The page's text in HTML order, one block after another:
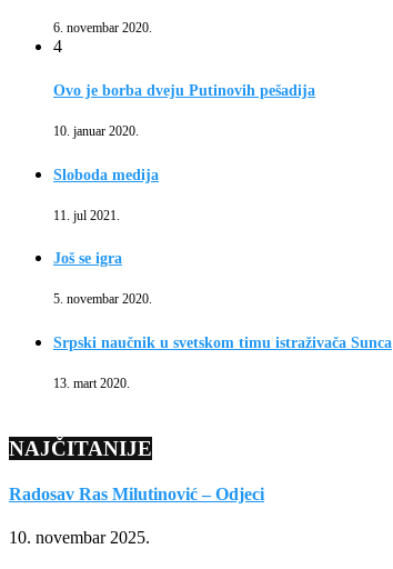
6. novembar 2020.
4
Ovo je borba dveju Putinovih pešadija
10. januar 2020.
Sloboda medija
11. jul 2021.
Još se igra
5. novembar 2020.
Srpski naučnik u svetskom timu istraživača Sunca
13. mart 2020.
NAJČITANIJE
Radosav Ras Milutinović – Odjeci
10. novembar 2025.